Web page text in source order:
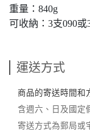
重量：840g
可收納：3支090或
運送方式
商品的寄送時間和
含週六、日及國定
寄送方式為郵局或